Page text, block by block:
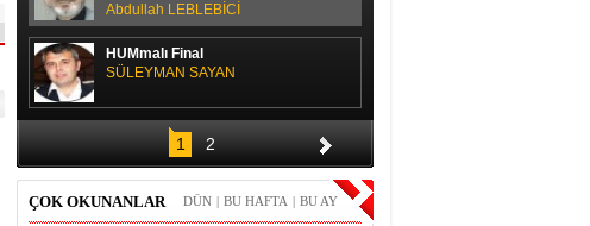
Abdullah LEBLEBİCİ
HUMmalı Final
SÜLEYMAN SAYAN
SPOR SOHBETİ
H. Yüksel GÜLAY
1 2
ÇOK OKUNANLAR BU AY
|
BU HAFTA
|
DÜN